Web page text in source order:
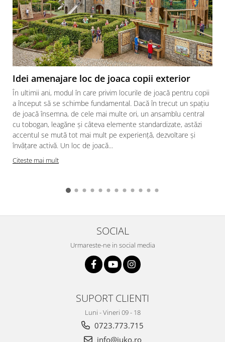
Idei amenajare loc de joaca copii exterior
În ultimii ani, modul în care privim locurile de joacă pentru copii
a început să se schimbe fundamental. Dacă în trecut un spațiu
de joacă însemna, de cele mai multe ori, un ansamblu central
cu tobogan, leagăne și câteva elemente standardizate, astăzi
accentul se mută tot mai mult pe experiență, dezvoltare și
învățare activă. Un loc de joacă...
Citeste mai mult
SOCIAL
Urmareste-ne in social media
SUPORT CLIENTI
Luni - Vineri 09 - 18
0723.773.715
info@juko.ro